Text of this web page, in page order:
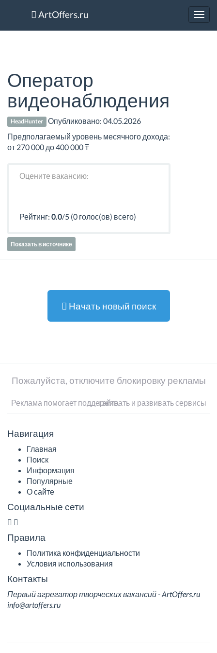
ArtOffers.ru
Оператор
видеонаблюдения
HeadHunter Опубликовано:04.05.2026
Предполагаемый уровень месячного дохода:
от 270 000 до 400 000 ₸
Оцените вакансию:
Рейтинг: 0.0/5 (0 голос(ов) всего)
Показать в источнике
Начать новый поиск
Пожалуйста, отключите блокировку рекламы
Реклама помогает поддерживать и развивать сервисы сайта
Навигация
Главная
Поиск
Информация
Популярные
О сайте
Социальные сети
Правила
Политика конфиденциальности
Условия использования
Контакты
Первый агрегатор творческих вакансий - ArtOffers.ru
info@artoffers.ru